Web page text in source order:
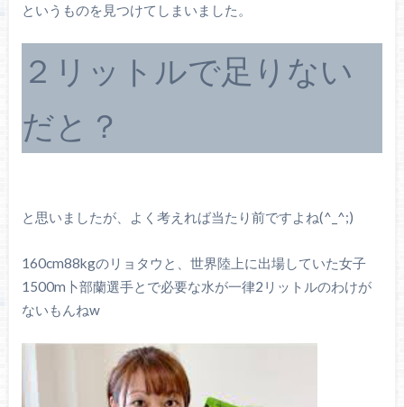
というものを見つけてしまいました。
２リットルで足りない
だと？
と思いましたが、よく考えれば当たり前ですよね(^_^;)
160cm88kgのリョタウと、世界陸上に出場していた女子
1500m卜部蘭選手とで必要な水が一律2リットルのわけが
ないもんねw